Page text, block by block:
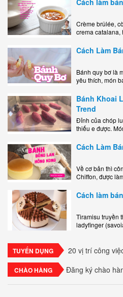
Crème brûlée,
crema catalana,
lớp..
Cách Làm
Bánh quy bơ là
yêu thích, món
Bánh Khoai
Trend
Đỉnh của chóp
thiếu e được.
Cách Làm
Về cơ bản thì
Chiffon, được
ngon, làm..
Cách làm
Tiramisu truyền
ladyfinger
TUYỂN DỤNG 20 vị trí công
CHÀO HÀNG Đăng ký chào